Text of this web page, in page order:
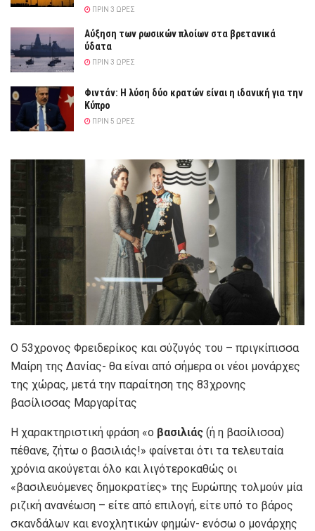
ΠΡΙΝ 3 ΏΡΕΣ
Αύξηση των ρωσικών πλοίων στα βρετανικά
ύδατα
ΠΡΙΝ 3 ΏΡΕΣ
Φιντάν: Η λύση δύο κρατών είναι η ιδανική για την
Κύπρο
ΠΡΙΝ 5 ΏΡΕΣ
Ο 53χρονος Φρειδερίκος και σύζυγός του – πριγκίπισσα
Μαίρη της Δανίας- θα είναι από σήμερα οι νέοι μονάρχες
της χώρας, μετά την παραίτηση της 83χρονης
βασίλισσας Μαργαρίτας
Η χαρακτηριστική φράση «ο βασιλιάς (ή η βασίλισσα)
πέθανε, ζήτω ο βασιλιάς!» φαίνεται ότι τα τελευταία
χρόνια ακούγεται όλο και λιγότεροκαθώς οι
«βασιλευόμενες δημοκρατίες» της Ευρώπης τολμούν μία
ριζική ανανέωση – είτε από επιλογή, είτε υπό το βάρος
σκανδάλων και ενοχλητικών φημών- ενόσω ο μονάρχης